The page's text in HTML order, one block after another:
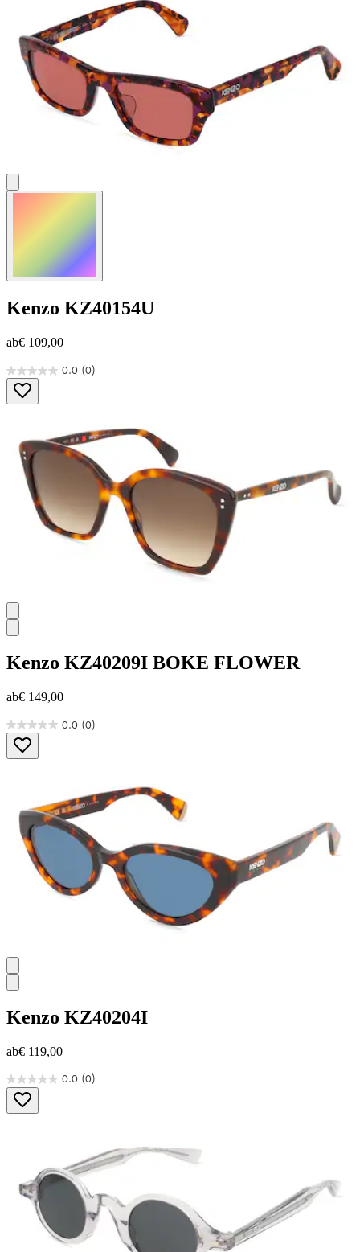
Kenzo KZ40154U
ab€ 109,00
0.0 (0)
0.0
von
5
Kenzo KZ40209I BOKE FLOWER
ab€ 149,00
0.0 (0)
0.0
von
5
Kenzo KZ40204I
ab€ 119,00
0.0 (0)
0.0
von
5